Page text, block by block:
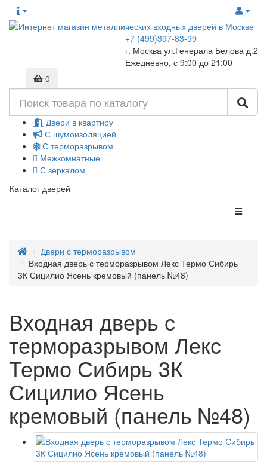
+7 (499)397-83-99
г. Москва ул.Генерала Белова д.2
Ежедневно, с 9:00 до 21:00
0
Двери в квартиру
С шумоизоляцией
С терморазрывом
Межкомнатные
С зеркалом
Каталог дверей
Двери с терморазрывом
Входная дверь с терморазрывом Лекс Термо Сибирь
3К Сицилио Ясень кремовый (панель №48)
Входная дверь с
терморазрывом Лекс
Термо Сибирь 3К
Сицилио Ясень
кремовый (панель №48)